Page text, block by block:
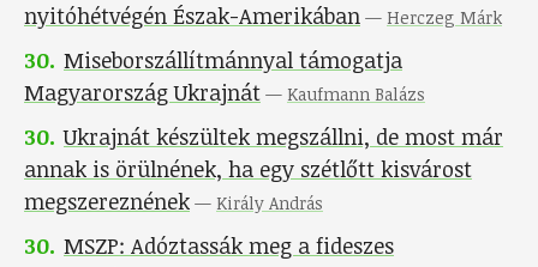
nyitóhétvégén Észak-Amerikában — Herczeg Márk
30. Miseborszállítmánnyal támogatja
Magyarország Ukrajnát — Kaufmann Balázs
30. Ukrajnát készültek megszállni, de most már
annak is örülnének, ha egy szétlőtt kisvárost
megszereznének — Király András
30. MSZP: Adóztassák meg a fideszes